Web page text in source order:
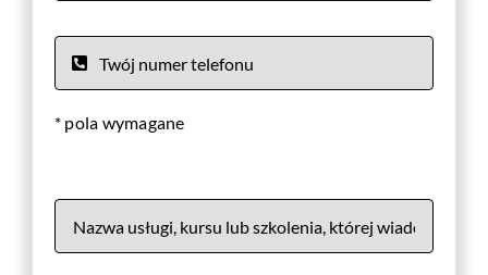
* pola wymagane